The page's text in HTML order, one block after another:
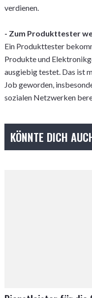
verdienen.
- Zum Produkttester
Ein Produkttester
Produkte und
ausgiebig testet. Das ist
Job geworden,
sozialen Netzwerken
KÖNNTE DICH